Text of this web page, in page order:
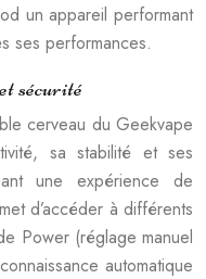
un appareil performant
ses performances.
sécurité
cerveau du Geekvape
sa stabilité et ses
une expérience de
d’accéder à différents
Power (réglage manuel
automatique